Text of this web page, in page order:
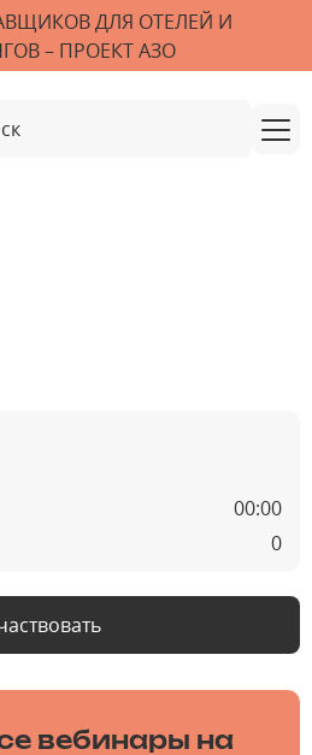
ДЛЯ ОТЕЛЕЙ И
– ПРОЕКТ АЗО
00:00
0
вебинары на